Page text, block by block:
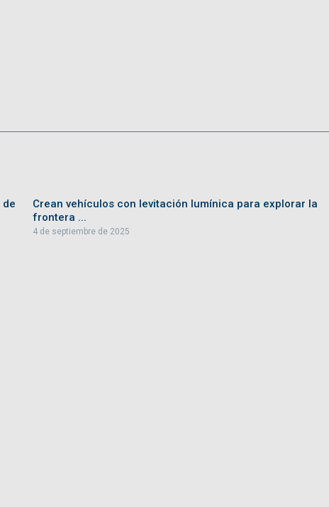
de
Crean vehículos con levitación lumínica para explorar la
frontera ...
4 de septiembre de 2025